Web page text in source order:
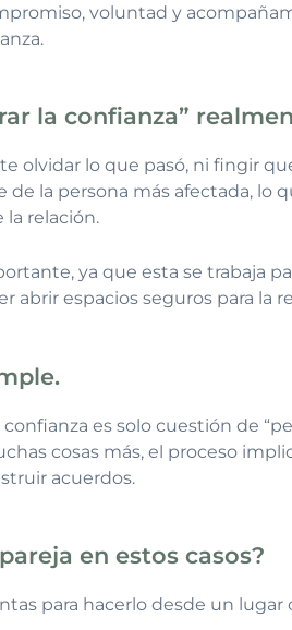
voluntad y
la confianza”
olvidar lo que pasó, ni fingir
la persona más afectada, lo
la relación.
ya que esta se trabaja
abrir espacios seguros para la
es solo cuestión de
cosas más, el proceso
acuerdos.
en estos casos?
para hacerlo desde un